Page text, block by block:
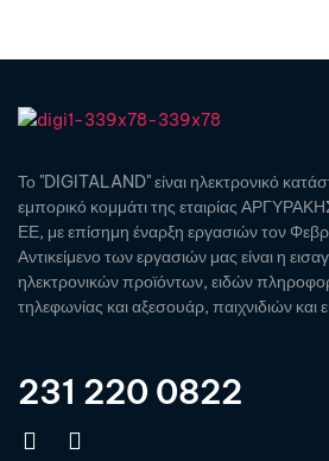
Το "DIGITALAND" είναι ηλεκτρονικό
εμπορικό κομμάτι της εταιρίας
ΕΕ, με επίσημη έναρξη εργασιών τον
Αντικείμενο των εργασιών μας είναι η
ηλεκτρονικών προϊόντων, ειδών
τηλεφωνίας και αξεσουάρ, παιχνιδιών και
231 220 0822